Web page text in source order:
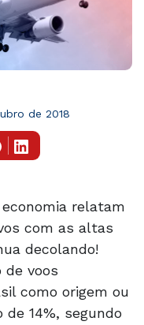
de 2018
relatam
com as altas
decolando!
de voos
como origem ou
14%, segundo